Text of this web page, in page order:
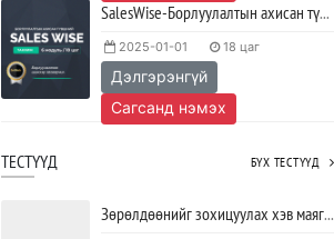
SalesWise-Борлуулалтын ахисан түвшний хөтөлбөр
2025-01-01 18 цаг
Дэлгэрэнгүй
Сагсанд нэмэх
ТЕСТҮҮД БҮХ ТЕСТҮҮД
Зөрөлдөөнийг зохицуулах хэв маягийг тодорхойлох тест